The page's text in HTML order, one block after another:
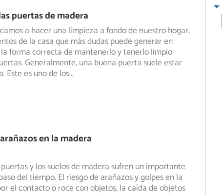
puertas de madera
a hacer una limpieza a fondo de nuestro hogar,
de la casa que más dudas puede generar en
forma correcta de mantenerlo y tenerlo limpio
Generalmente, una buena puerta suele estar
Este es uno de los...
en la madera
y los suelos de madera sufren un importante
del tiempo. El riesgo de arañazos y golpes en la
el contacto o roce con objetos, la caída de objetos